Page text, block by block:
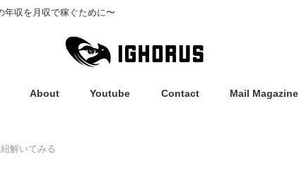
収を月収で稼ぐために〜
About Youtube Contact Mail Magazine
解いてみる